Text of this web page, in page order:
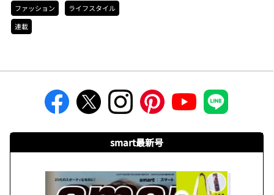
ファッション
ライフスタイル
連載
smart最新号